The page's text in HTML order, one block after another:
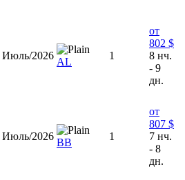
Июль/2026
AL
1
от
802 $
8 нч.
- 9
дн.
Июль/2026
ВВ
1
от
807 $
7 нч.
- 8
дн.